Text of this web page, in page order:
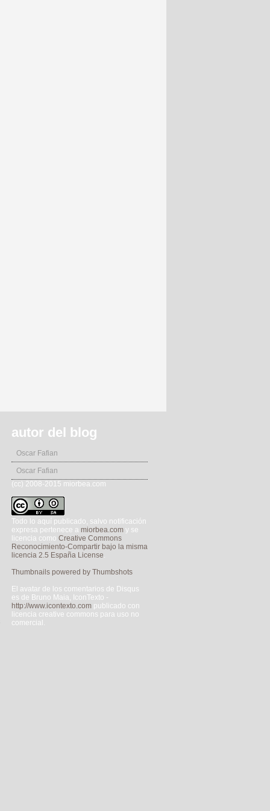
autor del blog
Oscar Fafian
Oscar Fafian
(cc) 2008-2015 miorbea.com
Todo lo aquí publicado, salvo notificación
expresa pertenece a miorbea.com y se
licencia como Creative Commons
Reconocimiento-Compartir bajo la misma
licencia 2.5 España License
Thumbnails powered by Thumbshots
El avatar de los comentarios de Disqus
es de Bruno Maia, IconTexto -
http://www.icontexto.com publicado con
licencia creative commons para uso no
comercial.